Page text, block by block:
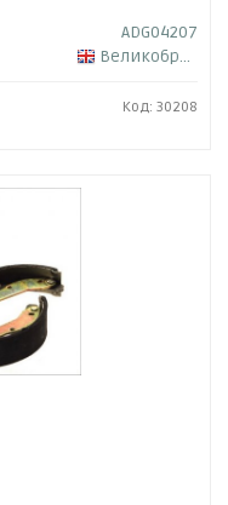
ADG04207
Великобританія
Код: 30208